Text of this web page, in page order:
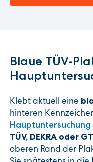
Blaue TÜV-
Klebt aktuell eine
hinteren
Hauptuntersuchung
TÜV, DEKRA oder
oberen Rand der